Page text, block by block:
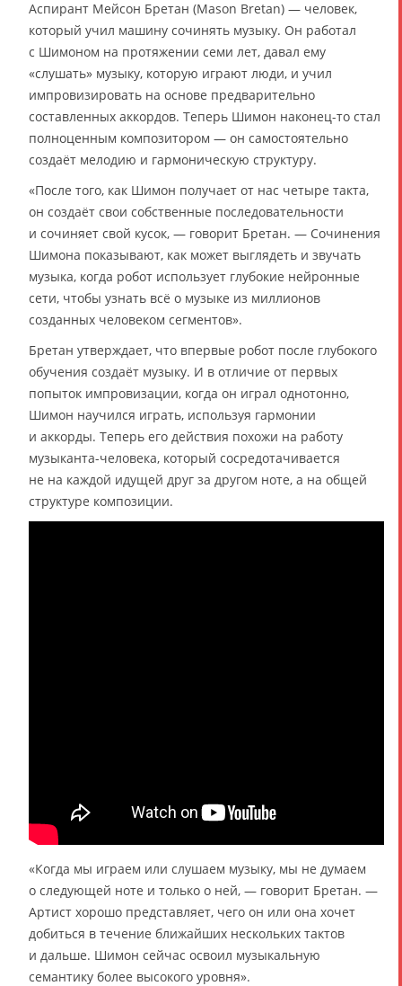
Аспирант Мейсон Бретан (Mason Bretan) — человек,
который учил машину сочинять музыку. Он работал
с Шимоном на протяжении семи лет, давал ему
«слушать» музыку, которую играют люди, и учил
импровизировать на основе предварительно
составленных аккордов. Теперь Шимон наконец-то стал
полноценным композитором — он самостоятельно
создаёт мелодию и гармоническую структуру.
«После того, как Шимон получает от нас четыре такта,
он создаёт свои собственные последовательности
и сочиняет свой кусок, — говорит Бретан. — Сочинения
Шимона показывают, как может выглядеть и звучать
музыка, когда робот использует глубокие нейронные
сети, чтобы узнать всё о музыке из миллионов
созданных человеком сегментов».
Бретан утверждает, что впервые робот после глубокого
обучения создаёт музыку. И в отличие от первых
попыток импровизации, когда он играл однотонно,
Шимон научился играть, используя гармонии
и аккорды. Теперь его действия похожи на работу
музыканта-человека, который сосредотачивается
не на каждой идущей друг за другом ноте, а на общей
структуре композиции.
«Когда мы играем или слушаем музыку, мы не думаем
о следующей ноте и только о ней, — говорит Бретан. —
Артист хорошо представляет, чего он или она хочет
добиться в течение ближайших нескольких тактов
и дальше. Шимон сейчас освоил музыкальную
семантику более высокого уровня».